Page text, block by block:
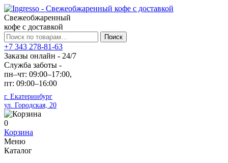
Свежеобжаренный
кофе с доставкой
Искать:
Поиск
+7 343 278-81-63
Заказы онлайн - 24/7
Служба заботы -
пн–чт: 09:00–17:00,
пт: 09:00–16:00
г. Екатеринбург
ул. Городская, 20
0
Корзина
Меню
Каталог